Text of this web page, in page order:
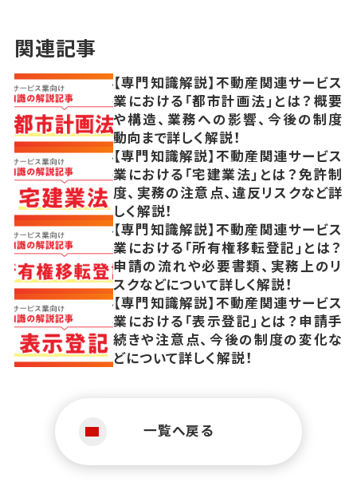
関連記事
【専門知識解説】不動産関連サービス
業における「都市計画法」とは？概要
や構造、業務への影響、今後の制度
動向まで詳しく解説！
【専門知識解説】不動産関連サービス
業における「宅建業法」とは？免許制
度、実務の注意点、違反リスクなど詳
しく解説！
【専門知識解説】不動産関連サービス
業における「所有権移転登記」とは？
申請の流れや必要書類、実務上のリ
スクなどについて詳しく解説！
【専門知識解説】不動産関連サービス
業における「表示登記」とは？申請手
続きや注意点、今後の制度の変化な
どについて詳しく解説！
一覧へ戻る